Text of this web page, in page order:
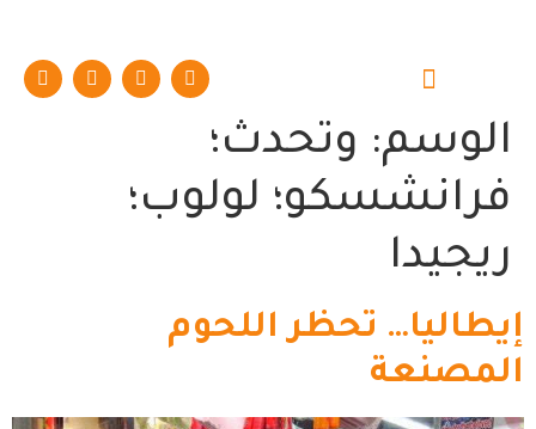
الوسم: وتحدث؛
فرانشسكو؛ لولوب؛
ريجيدا
إيطاليا… تحظر اللحوم
المصنعة